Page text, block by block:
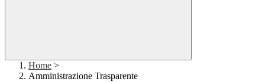
Home >
Amministrazione Trasparente